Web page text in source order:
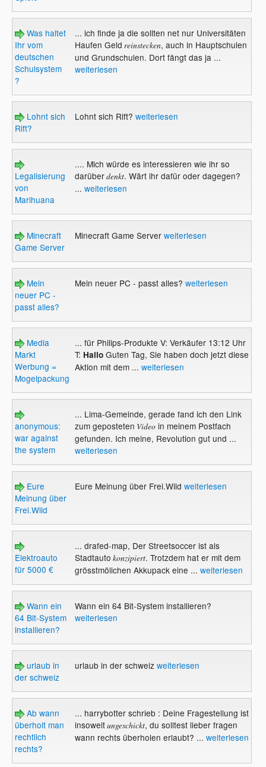
Was haltet
Ihr vom
deutschen
Schulsystem
?
... ich finde ja die sollten net nur Universitäten
Haufen Geld reinstecken, auch in Hauptschulen
und Grundschulen. Dort fängt das ja ...
weiterlesen
Lohnt sich
Rift?
Lohnt sich Rift? weiterlesen
Legalisierung
von
Marihuana
.... Mich würde es interessieren wie ihr so
darüberdenkt. Wärt ihr dafür oder dagegen?
... weiterlesen
Minecraft
Game Server
Minecraft Game Server weiterlesen
Mein
neuer PC -
passt alles?
Mein neuer PC - passt alles? weiterlesen
Media
Markt
Werbung =
Mogelpackung?
... für Philips-Produkte V: Verkäufer 13:12 Uhr
T: HalloGuten Tag, Sie haben doch jetzt diese
Aktion mit dem ... weiterlesen
anonymous:
war against
the system
... Lima-Gemeinde, gerade fand ich den Link
zum geposteten Videoin meinem Postfach
gefunden. Ich meine, Revolution gut und ...
weiterlesen
Eure
Meinung über
Frei.Wild
Eure Meinung über Frei.Wild weiterlesen
Elektroauto
für 5000 €
... drafed-map, Der Streetsoccer ist als
Stadtauto konzipiert. Trotzdem hat er mit dem
grösstmölichen Akkupack eine ... weiterlesen
Wann ein
64 Bit-System
installieren?
Wann ein 64 Bit-System installieren?
weiterlesen
urlaub in
der schweiz
urlaub in der schweiz weiterlesen
Ab wann
überholt man
rechtlich
rechts?
... harrybotter schrieb : Deine Fragestellung ist
insoweitungeschickt, du solltest lieber fragen
wann rechts überholen erlaubt? ... weiterlesen